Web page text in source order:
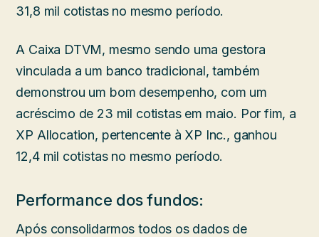
31,8 mil cotistas no mesmo período.
A Caixa DTVM, mesmo sendo uma gestora
vinculada a um banco tradicional, também
demonstrou um bom desempenho, com um
acréscimo de 23 mil cotistas em maio. Por fim, a
XP Allocation, pertencente à XP Inc., ganhou
12,4 mil cotistas no mesmo período.
Performance dos fundos:
Após consolidarmos todos os dados de